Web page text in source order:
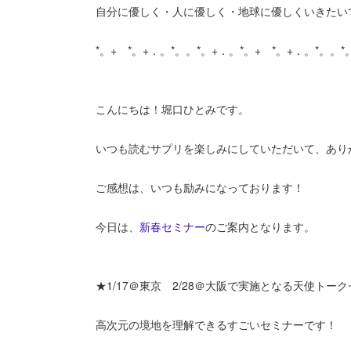
自分に優しく・人に優しく・地球に優しくいきた
*。+ *。+．。*。。*。+．。*。+ *。+．。*。。
こんにちは！堀口ひとみです。
いつも読むサプリを楽しみにしていただいて、あ
ご感想は、いつも励みになっております！
今日は、 新春セミナーのご案内となります。
★1/17＠東京 2/28＠大阪で実施となる天使トーク
高次元の境地を理解できるすごいセミナーです！